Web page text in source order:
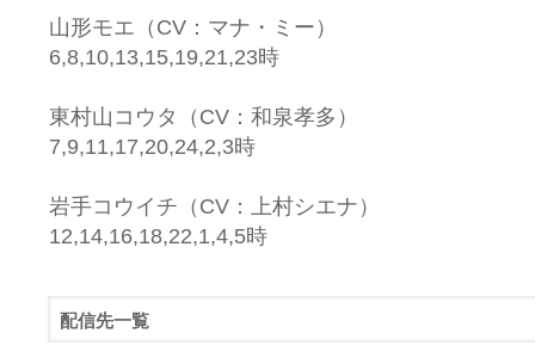
山形モエ（CV：マナ・ミー）
6,8,10,13,15,19,21,23時
東村山コウタ（CV：和泉孝多）
7,9,11,17,20,24,2,3時
岩手コウイチ（CV：上村シエナ）
12,14,16,18,22,1,4,5時
配信先一覧